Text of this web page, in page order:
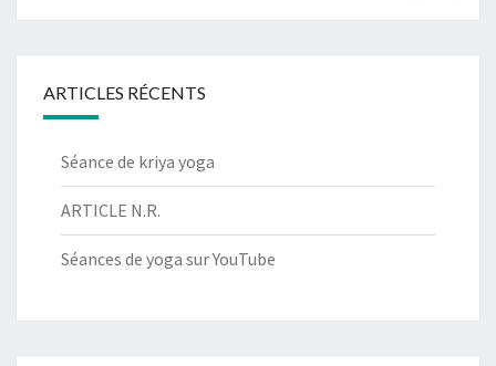
ARTICLES RÉCENTS
Séance de kriya yoga
ARTICLE N.R.
Séances de yoga sur YouTube